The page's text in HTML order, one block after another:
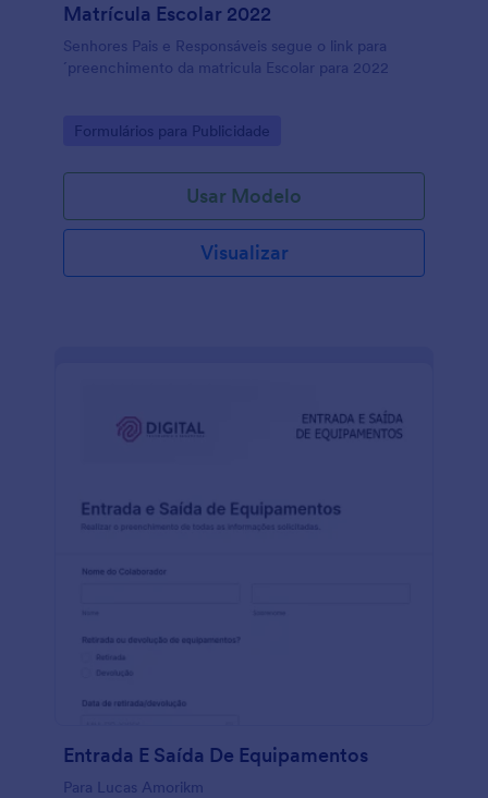
Matrícula Escolar 2022
Senhores Pais e Responsáveis segue o link para
´preenchimento da matricula Escolar para 2022
Go to Category:
Formulários para Publicidade
Usar Modelo
Visualizar
Entrada E Saída De Equipamentos
Para Lucas Amorikm